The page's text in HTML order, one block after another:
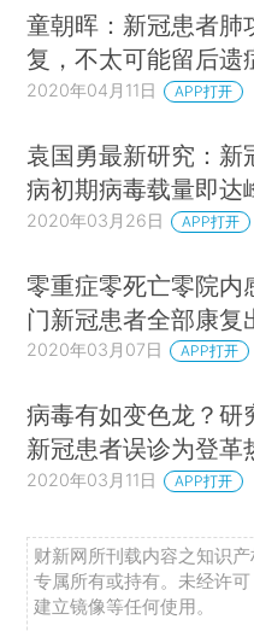
童朝晖：新冠患者肺
复，不太可能留后遗
2020年04月11日 APP打开
袁国勇最新研究：新
病初期病毒载量即达
2020年03月26日 APP打开
零重症零死亡零院内
门新冠患者全部康复
2020年03月07日 APP打开
病毒有如变色龙？研
新冠患者误诊为登革
2020年03月11日 APP打开
财新网所刊载内容之知识
专属所有或持有。未经许
建立镜像等任何使用。